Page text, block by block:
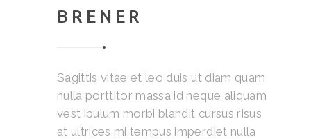
BRENER
Sagittis vitae et leo duis ut diam quam
nulla porttitor massa id neque aliquam
vest ibulum morbi blandit cursus risus
at ultrices mi tempus imperdiet nulla